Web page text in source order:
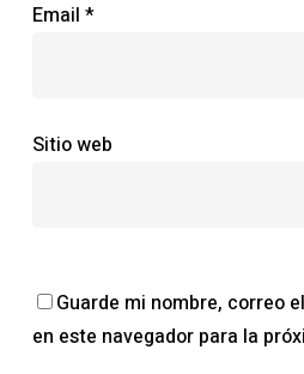
Email *
Sitio web
Guarde mi nombre, correo
en este navegador para la